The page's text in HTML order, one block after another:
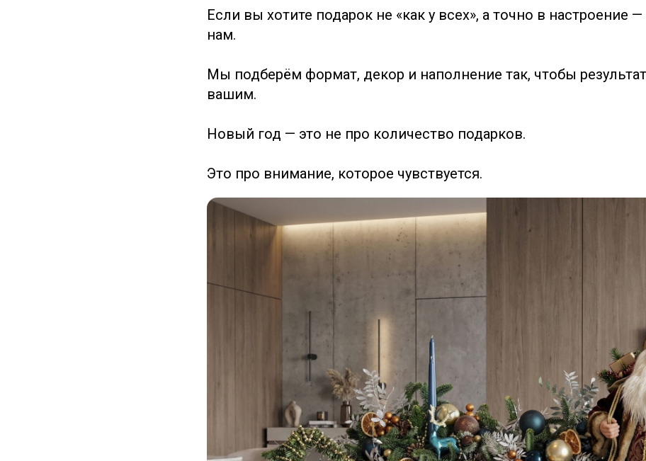
Если вы хотите подарок не «как у всех», а точно в настроение
нам.
Мы подберём формат, декор и наполнение так, чтобы
вашим.
Новый год — это не про количество подарков.
Это про внимание, которое чувствуется.